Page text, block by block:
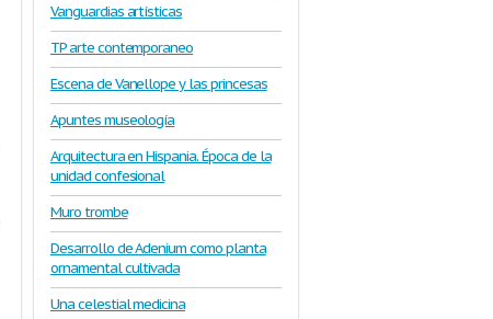
Vanguardias artísticas
TP arte contemporaneo
Escena de Vanellope y las princesas
Apuntes museología
Arquitectura en Hispania. Época de la
unidad confesional
Muro trombe
Desarrollo de Adenium como planta
ornamental cultivada
Una celestial medicina